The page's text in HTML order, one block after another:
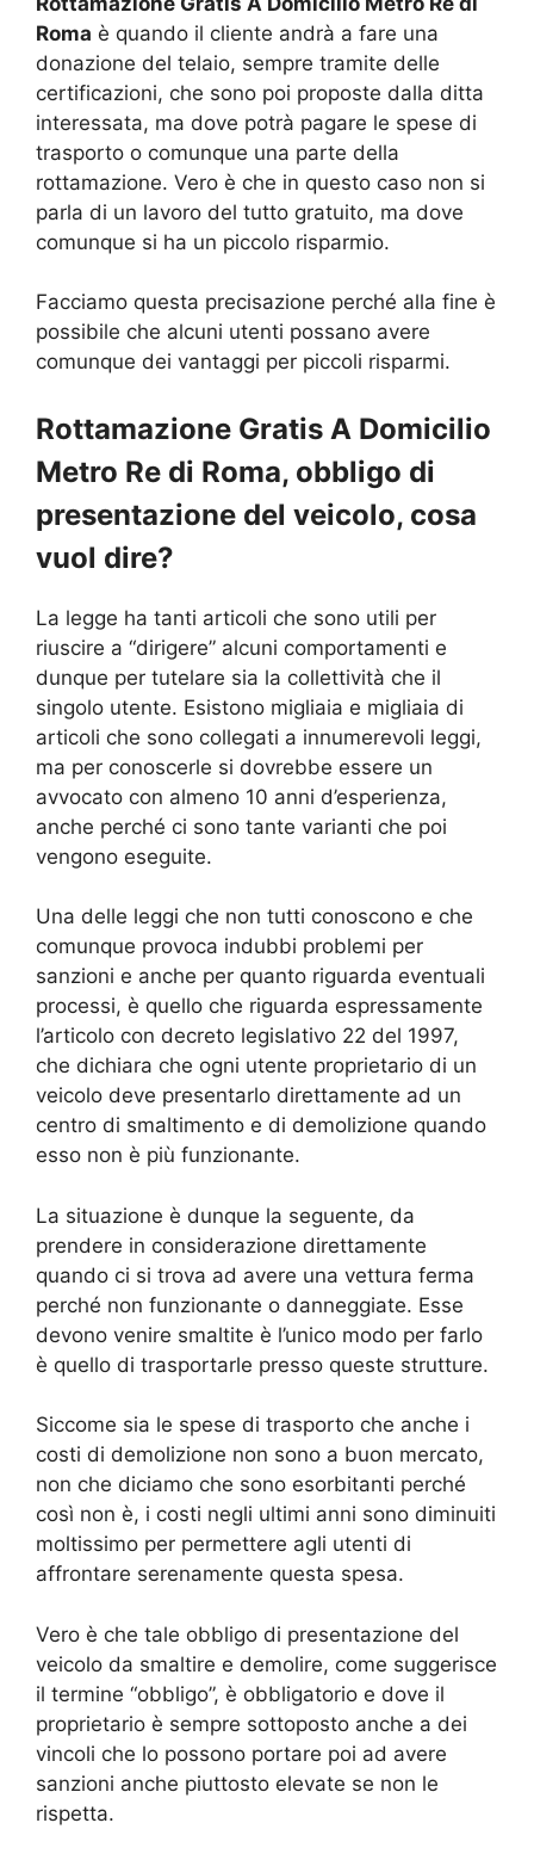
Roma è quando il cliente andrà a fare una
donazione del telaio, sempre tramite delle
certificazioni, che sono poi proposte dalla ditta
interessata, ma dove potrà pagare le spese di
trasporto o comunque una parte della
rottamazione. Vero è che in questo caso non si
parla di un lavoro del tutto gratuito, ma dove
comunque si ha un piccolo risparmio.
Facciamo questa precisazione perché alla fine è
possibile che alcuni utenti possano avere
comunque dei vantaggi per piccoli risparmi.
Rottamazione Gratis A Domicilio
Metro Re di Roma, obbligo di
presentazione del veicolo, cosa
vuol dire?
La legge ha tanti articoli che sono utili per
riuscire a “dirigere” alcuni comportamenti e
dunque per tutelare sia la collettività che il
singolo utente. Esistono migliaia e migliaia di
articoli che sono collegati a innumerevoli leggi,
ma per conoscerle si dovrebbe essere un
avvocato con almeno 10 anni d’esperienza,
anche perché ci sono tante varianti che poi
vengono eseguite.
Una delle leggi che non tutti conoscono e che
comunque provoca indubbi problemi per
sanzioni e anche per quanto riguarda eventuali
processi, è quello che riguarda espressamente
l’articolo con decreto legislativo 22 del 1997,
che dichiara che ogni utente proprietario di un
veicolo deve presentarlo direttamente ad un
centro di smaltimento e di demolizione quando
esso non è più funzionante.
La situazione è dunque la seguente, da
prendere in considerazione direttamente
quando ci si trova ad avere una vettura ferma
perché non funzionante o danneggiate. Esse
devono venire smaltite è l’unico modo per farlo
è quello di trasportarle presso queste strutture.
Siccome sia le spese di trasporto che anche i
costi di demolizione non sono a buon mercato,
non che diciamo che sono esorbitanti perché
così non è, i costi negli ultimi anni sono diminuiti
moltissimo per permettere agli utenti di
affrontare serenamente questa spesa.
Vero è che tale obbligo di presentazione del
veicolo da smaltire e demolire, come suggerisce
il termine “obbligo”, è obbligatorio e dove il
proprietario è sempre sottoposto anche a dei
vincoli che lo possono portare poi ad avere
sanzioni anche piuttosto elevate se non le
rispetta.